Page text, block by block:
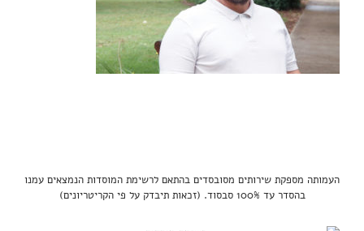
העמותה מספקת שירותים מסובסדים בהתאם לרשימת המוסדות הנמצאים עמנו
בהסדר עד 100% סבסוד. (זכאות תיבדק על פי הקריטריונים)